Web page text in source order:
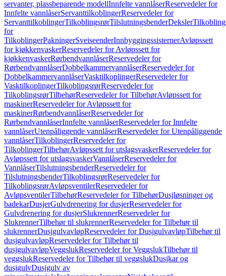
servanter, plassbeparende modellInnfelte vannlåserReservedeler for
Innfelte vannlåserServanttilkoblingerReservedeler for
ServanttilkoblingerTilkoblingsrørTilslutningsbenderDeksler
for
TilkoblingerPakningerSveiseenderInnbyggingssisternerAvløpssett
for kjøkkenvaskerReservedeler for Avløpssett for
kjøkkenvaskerRørbendvannlåserReservedeler for
RørbendvannlåserDobbelkammervannlåserReservedeler for
DobbelkammervannlåserVasktilkoplingerReservedeler for
VasktilkoplingerTilkoblingsrørReservedeler for
TilkoblingsrørTilbehørReservedeler for TilbehørAvløpssett for
maskinerReservedeler for Avløpssett for
maskinerRørbendvannlåserReservedeler for
RørbendvannlåserInnfelte vannlåserReservedeler for Innfelte
vannlåserUtenpåliggende vannlåserReservedeler for Utenpåliggende
vannlåserTilkoblingerReservedeler for
TilkoblingerTilbehørAvløpssett for utslagsvaskerReservedeler for
Avløpssett for utslagsvaskerVannlåserReservedeler for
VannlåserTilslutningsbenderReservedeler for
TilslutningsbenderTilkoblingsrørReservedeler for
TilkoblingsrørAvløpsventilerReservedeler for
AvløpsventilerTilbehørReservedeler for TilbehørDusjløsninger og
badekarDusjerGulvdrenering for dusjerReservedeler for
Gulvdrenering for dusjerSlukrennerReservedeler for
SlukrennerTilbehør til slukrennerReservedeler for Tilbehør til
slukrennerDusjgulvavløpReservedeler for DusjgulvavløpTilbehør til
dusjgulvavløpReservedeler for Tilbehør til
dusjgulvavløpVeggslukReservedeler for VeggslukTilbehør til
veggslukReservedeler for Tilbehør til veggslukDusjkar og
dusjgulvDusjgulv av